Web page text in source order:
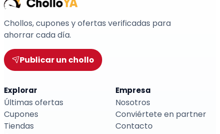
Chollos, cupones y ofertas verificadas para
ahorrar cada día.
Publicar un chollo
Explorar
Últimas ofertas
Cupones
Tiendas
Empresa
Nosotros
Conviértete en partner
Contacto